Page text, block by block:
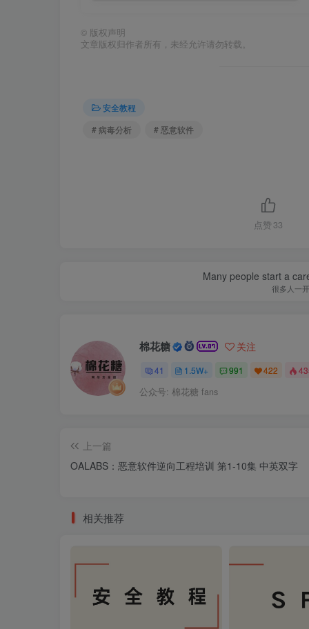
© 版权声明
文章版权归作者所有，未经允许请勿转载。
安全教程
# 病毒分析
# 恶意软件
点赞 33
Many people start a
很多人一
棉花糖 关注
41 1.5W+ 991 422
公众号: 棉花糖 fans
上一篇
OALABS：恶意软件逆向工程培训 第1-10集 中英双字
相关推荐